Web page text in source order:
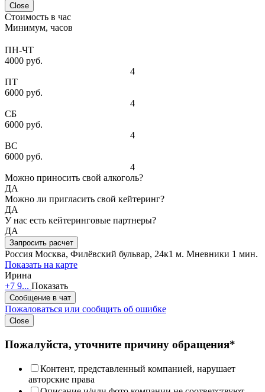
Close
Стоимость в час
Минимум, часов
ПН-ЧТ
4000 руб.
4
ПТ
6000 руб.
4
СБ
6000 руб.
4
ВС
6000 руб.
4
Можно приносить свой алкоголь?
ДА
Можно ли пригласить свой кейтеринг?
ДА
У нас есть кейтеринговые партнеры?
ДА
Запросить расчет
Россия Москва, Филёвский бульвар, 24к1 м. Мневники 1 мин.
Показать на карте
Ирина
+7 9... Показать
Сообщение в чат
Пожаловаться или сообщить об ошибке
Close
Пожалуйста, уточните причину обращения*
Контент, представленный компанией, нарушает
авторские права